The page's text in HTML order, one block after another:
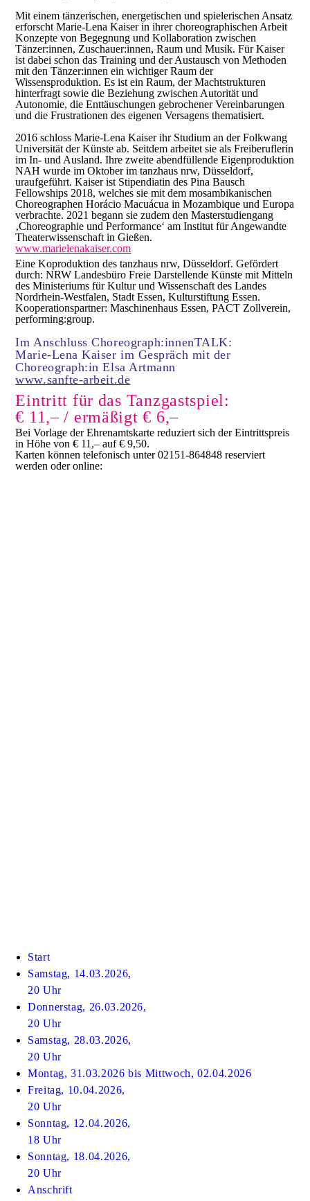
Mit einem tänzerischen, energetischen und spielerischen Ansatz
erforscht Marie-Lena Kaiser in ihrer choreographischen Arbeit
Konzepte von Begegnung und Kollaboration zwischen
Tänzer:innen, Zuschauer:innen, Raum und Musik. Für Kaiser
ist dabei schon das Training und der Austausch von Methoden
mit den Tänzer:innen ein wichtiger Raum der
Wissensproduktion. Es ist ein Raum, der Machtstrukturen
hinterfragt sowie die Beziehung zwischen Autorität und
Autonomie, die Enttäuschungen gebrochener Vereinbarungen
und die Frustrationen des eigenen Versagens thematisiert.
2016 schloss Marie-Lena Kaiser ihr Studium an der Folkwang
Universität der Künste ab. Seitdem arbeitet sie als Freiberuflerin
im In- und Ausland. Ihre zweite abendfüllende Eigenproduktion
NAH wurde im Oktober im tanzhaus nrw, Düsseldorf,
uraufgeführt. Kaiser ist Stipendiatin des Pina Bausch
Fellowships 2018, welches sie mit dem mosambikanischen
Choreographen Horácio Macuácua in Mozambique und Europa
verbrachte. 2021 begann sie zudem den Masterstudiengang
‚Choreographie und Performance‘ am Institut für Angewandte
Theaterwissenschaft in Gießen.
www.marielenakaiser.com
Eine Koproduktion des tanzhaus nrw, Düsseldorf. Gefördert
durch: NRW Landesbüro Freie Darstellende Künste mit Mitteln
des Ministeriums für Kultur und Wissenschaft des Landes
Nordrhein-Westfalen, Stadt Essen, Kulturstiftung Essen.
Kooperationspartner: Maschinenhaus Essen, PACT Zollverein,
performing:group.
Im Anschluss Choreograph:innenTALK:
Marie-Lena Kaiser im Gespräch mit der
Choreograph:in Elsa Artmann
www.sanfte-arbeit.de
Eintritt für das Tanzgastspiel:
€ 11,– / ermäßigt € 6,–
Bei Vorlage der Ehrenamtskarte reduziert sich der Eintrittspreis
in Höhe von € 11,– auf € 9,50.
Karten können telefonisch unter 02151-864848 reserviert
werden oder online:
Start
Samstag, 14.03.2026,
20 Uhr
Donnerstag, 26.03.2026,
20 Uhr
Samstag, 28.03.2026,
20 Uhr
Montag, 31.03.2026 bis Mittwoch, 02.04.2026
Freitag, 10.04.2026,
20 Uhr
Sonntag, 12.04.2026,
18 Uhr
Sonntag, 18.04.2026,
20 Uhr
Anschrift